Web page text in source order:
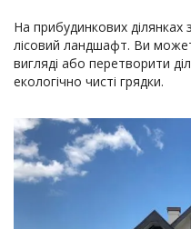
На прибудинкових
лісовий ландшафт. Ви
вигляді або перетворити
екологічно чисті грядки.